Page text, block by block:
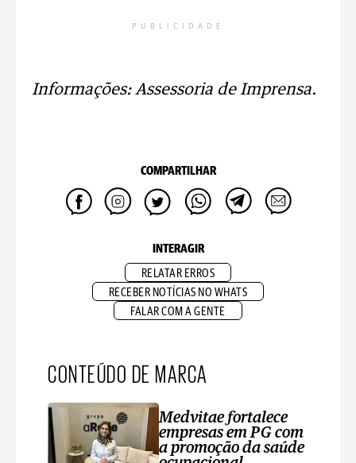
PUBLICIDADE
Informações: Assessoria de Imprensa.
COMPARTILHAR
INTERAGIR
RELATAR ERROS
RECEBER NOTÍCIAS NO WHATS
FALAR COM A GENTE
CONTEÚDO DE MARCA
Medvitae fortalece
empresas em PG com
a promoção da saúde